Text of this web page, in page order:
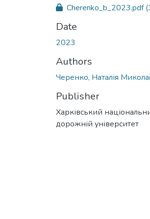
Cherenko_b_2023.pdf
Date
2023
Authors
Черенко, Наталія
Publisher
Харківський
дорожній університет